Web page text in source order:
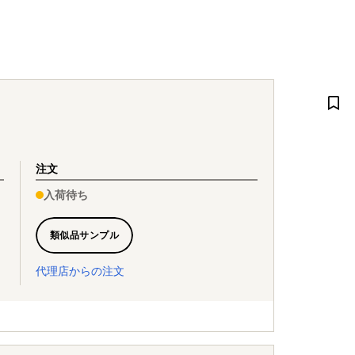
注文
入荷待ち
類似品サンプル
代理店からの注文